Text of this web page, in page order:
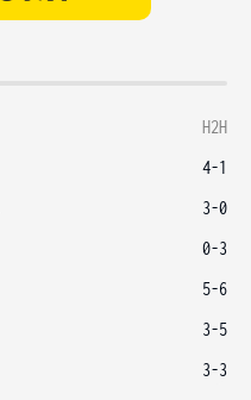
H2H
4-1
3-0
0-3
5-6
3-5
3-3